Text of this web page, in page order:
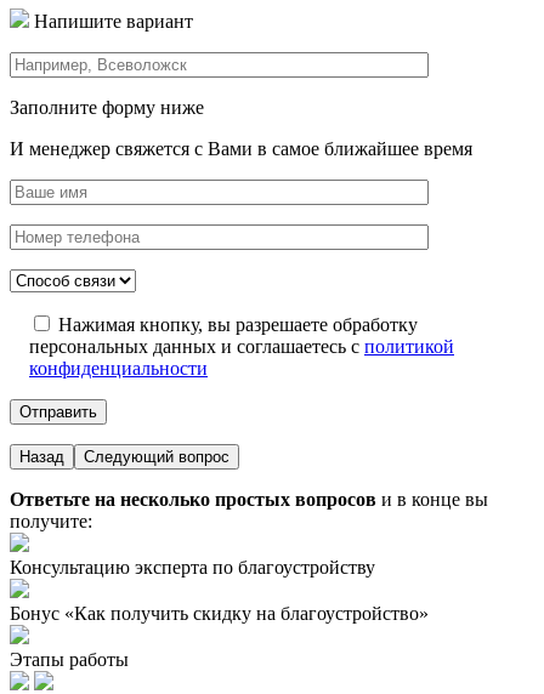
Напишите вариант
Заполните форму ниже
И менеджер свяжется с Вами в самое ближайшее время
Нажимая кнопку, вы разрешаете обработку
персональных данных и соглашаетесь с политикой
конфиденциальности
Назад Следующий вопрос
Ответьте на несколько простых вопросов и в конце вы
получите:
Консультацию эксперта по благоустройству
Бонус «Как получить скидку на благоустройство»
Этапы работы